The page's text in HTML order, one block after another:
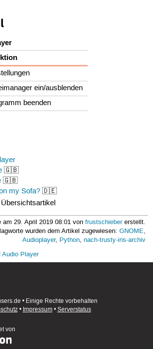
ein/ausblenden
beenden
🇬🇧
🇬🇧
my Sofa? 🇩🇪
am 29. April 2019 08:01 vonfrustschiebererstellt.
wurden dem Artikel zugewiesen:GNOME,
Audioplayer, Python,nach-trusty-ins-archiv
Audio Player
• Einige Rechte vorbehalten
• Impressum• Serverstatus
von